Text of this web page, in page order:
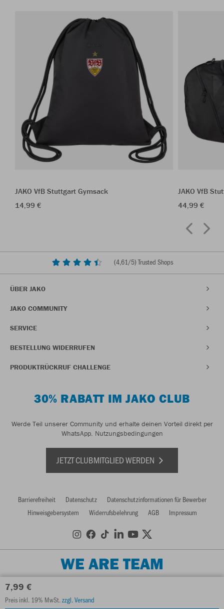
7,99 €
Preis inkl. 19% MwSt.zzgl. Versand
JAKO VfB Stuttgart Gymsack
14,99 €
JAKO VfB
44,99 €
(4,61/5) Trusted Shops
ÜBER JAKO
JAKO COMMUNITY
SERVICE
BESTELLUNG WIDERRUFEN
PRODUKTRÜCKRUF CHALLENGE
30% RABATT IM JAKO CLUB
Werde Teil unserer Community und erhalte deinen Vorteil direkt per
WhatsApp. Nutzungsbedingungen
JETZT CLUBMITGLIED WERDEN
Barrierefreiheit Datenschutz
Datenschutzinformationen für Bewerber
Hinweisgebersystem
Widerrufsbelehrung AGB Impressum
WE ARE TEAM